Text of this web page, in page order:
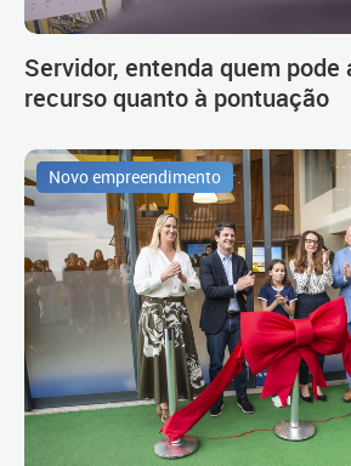
Servidor, entenda quem pode
recurso quanto à pontuação
Novo empreendimento